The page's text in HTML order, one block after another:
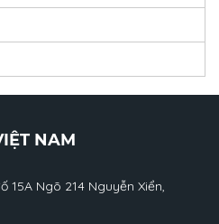
NAM
Ngõ 214 Nguyễn Xiển,